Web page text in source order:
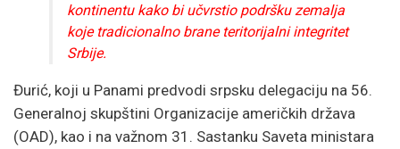
kontinentu kako bi učvrstio podršku zemalja
koje tradicionalno brane teritorijalni integritet
Srbije.
Đurić, koji u Panami predvodi srpsku delegaciju na 56.
Generalnoj skupštini Organizacije američkih država
(OAD), kao i na važnom 31. Sastanku Saveta ministara